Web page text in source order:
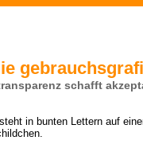
schafft
in bunten Lettern auf